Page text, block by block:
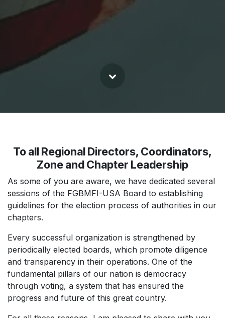
To all Regional Directors, Coordinators,
Zone and Chapter Leadership
As some of you are aware, we have dedicated several
sessions of the FGBMFI-USA Board to establishing
guidelines for the election process of authorities in our
chapters.
Every successful organization is strengthened by
periodically elected boards, which promote diligence
and transparency in their operations. One of the
fundamental pillars of our nation is democracy
through voting, a system that has ensured the
progress and future of this great country.